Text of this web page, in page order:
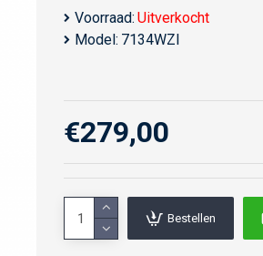
Voorraad: Uitverkocht
Model: 7134WZI
€279,00
Bestellen